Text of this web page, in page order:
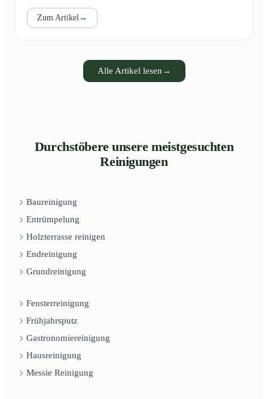
Zum Artikel→
Alle Artikel lesen →
Durchstöbere unsere meistgesuchten
Reinigungen
Baureinigung
Entrümpelung
Holzterrasse reinigen
Endreinigung
Grundreinigung
Fensterreinigung
Frühjahrsputz
Gastronomiereinigung
Hausreinigung
Messie Reinigung